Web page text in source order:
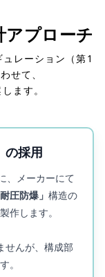
プローチ
レーション（第1
せて、
ます。
採用
、メーカーにて
耐圧防爆」 構造の
作します。
せんが、構成部
。